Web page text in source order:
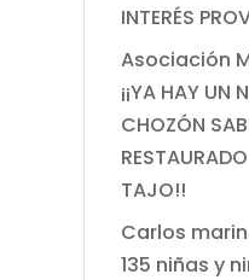
INTERÉS
Asociación
¡¡YA HAY UN
CHOZÓN
TAJO!!
Carlos
135 niñas y